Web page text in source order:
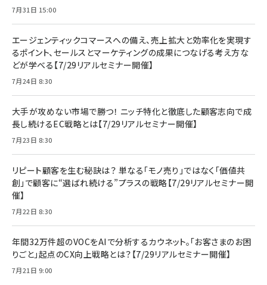
7月31日 15:00
エージェンティックコマースへの備え、売上拡大と効率化を実現す
るポイント、セールスとマーケティングの成果につなげる考え方な
どが学べる【7/29リアルセミナー開催】
7月24日 8:30
大手が攻めない市場で勝つ！ ニッチ特化と徹底した顧客志向で成
長し続けるEC戦略とは【7/29リアルセミナー開催】
7月23日 8:30
リピート顧客を生む秘訣は？ 単なる「モノ売り」ではなく「価値共
創」で顧客に“選ばれ続ける”プラスの戦略【7/29リアルセミナー開
催】
7月22日 8:30
年間32万件超のVOCをAIで分析するカウネット。「お客さまのお困
りごと」起点のCX向上戦略とは？【7/29リアルセミナー開催】
7月21日 9:00